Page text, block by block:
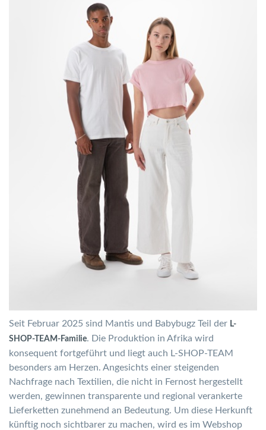
Seit Februar 2025 sind Mantis und Babybugz Teil der L-
SHOP-TEAM-Familie. Die Produktion in Afrika wird
konsequent fortgeführt und liegt auch L-SHOP-TEAM
besonders am Herzen. Angesichts einer steigenden
Nachfrage nach Textilien, die nicht in Fernost hergestellt
werden, gewinnen transparente und regional verankerte
Lieferketten zunehmend an Bedeutung. Um diese Herkunft
künftig noch sichtbarer zu machen, wird es im Webshop